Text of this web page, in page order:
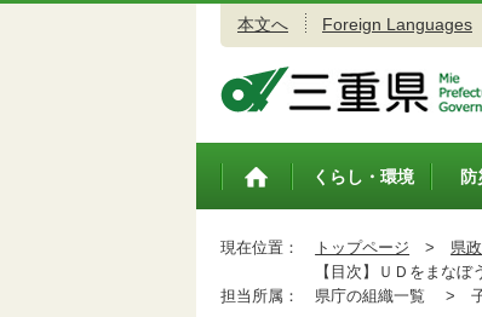
本文へ Foreign Languages
トップペ
くらし・環境
現在位置： トップページ > 県
【目次】ＵＤをまなぼ
担当所属：
県庁の組織一覧 >